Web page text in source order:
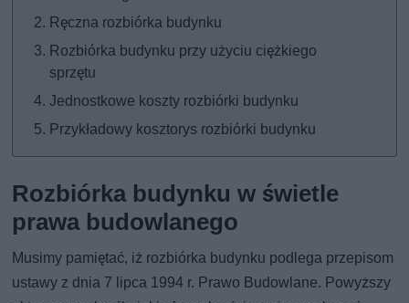
Ręczna rozbiórka budynku
Rozbiórka budynku przy użyciu ciężkiego
sprzętu
Jednostkowe koszty rozbiórki budynku
Przykładowy kosztorys rozbiórki budynku
Rozbiórka budynku w świetle
prawa budowlanego
Musimy pamiętać, iż rozbiórka budynku podlega przepisom
ustawy z dnia 7 lipca 1994 r. Prawo Budowlane. Powyższy